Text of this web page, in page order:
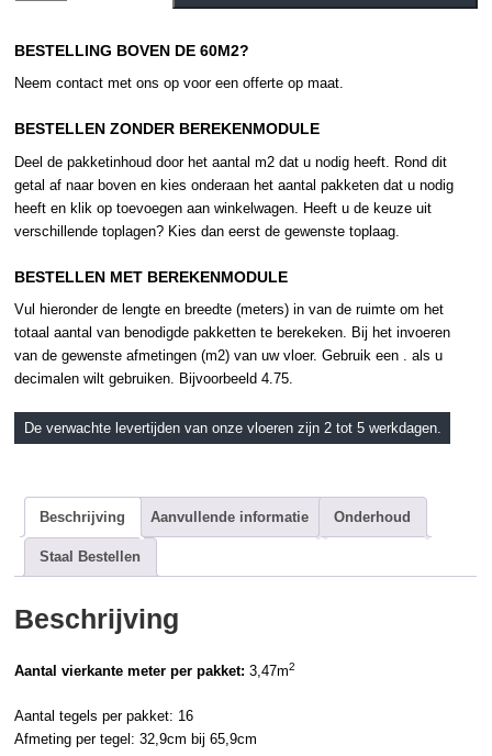
46935
aantal
BESTELLING BOVEN DE 60M2?
Neem contact met ons op voor een offerte op maat.
BESTELLEN ZONDER BEREKENMODULE
Deel de pakketinhoud door het aantal m2 dat u nodig heeft. Rond dit
getal af naar boven en kies onderaan het aantal pakketen dat u nodig
heeft en klik op toevoegen aan winkelwagen. Heeft u de keuze uit
verschillende toplagen? Kies dan eerst de gewenste toplaag.
BESTELLEN MET BEREKENMODULE
Vul hieronder de lengte en breedte (meters) in van de ruimte om het
totaal aantal van benodigde pakketten te berekeken. Bij het invoeren
van de gewenste afmetingen (m2) van uw vloer. Gebruik een . als u
decimalen wilt gebruiken. Bijvoorbeeld 4.75.
De verwachte levertijden van onze vloeren zijn 2 tot 5 werkdagen.
Beschrijving Aanvullende informatie Onderhoud
Staal Bestellen
Beschrijving
Aantal vierkante meter per pakket: 3,47m2
Aantal tegels per pakket: 16
Afmeting per tegel: 32,9cm bij 65,9cm